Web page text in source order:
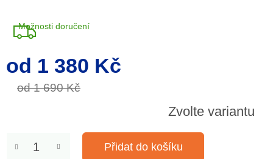
od 1 690 Kč
od 1 380 Kč
Měrná
cena:
Zvolte variantu
Možnosti doručení
Přidat do košíku